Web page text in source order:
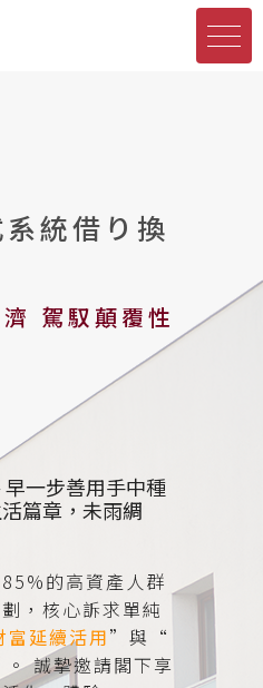
統借り換
駕馭顛覆性
早一步善用手中種
篇章，未雨綢
的高資產人群
，核心訴求單純
富延續活用”與“
。誠摯邀請閣下享